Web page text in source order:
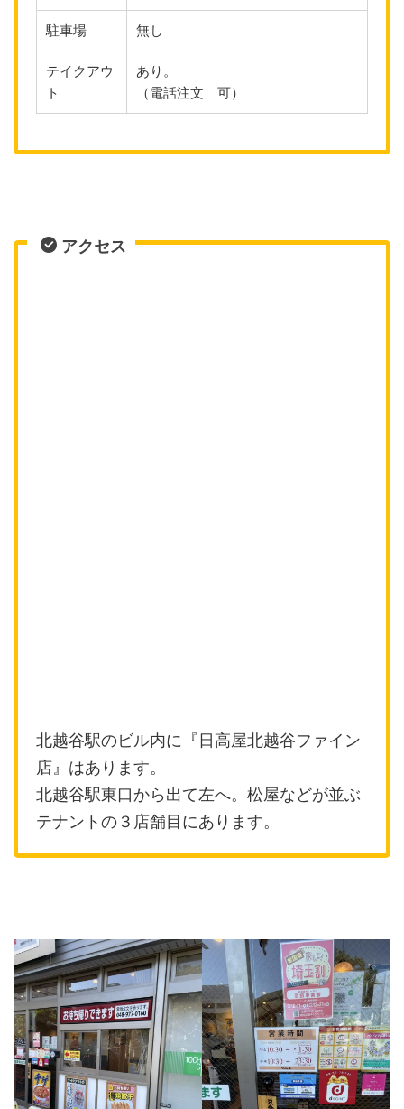
駐車場 無し
テイクアウ
ト
あり。
（電話注文 可）
アクセス
北越谷駅のビル内に『日高屋北越谷ファイン
店』はあります。
北越谷駅東口から出て左へ。松屋などが並ぶ
テナントの３店舗目にあります。